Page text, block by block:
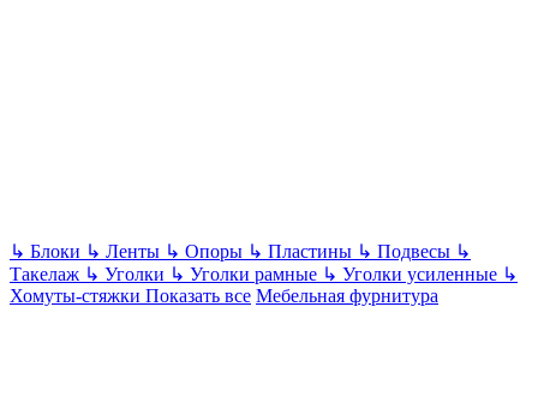
↳ Блоки ↳ Ленты ↳ Опоры ↳ Пластины ↳ Подвесы ↳
Такелаж ↳ Уголки ↳ Уголки рамные ↳ Уголки усиленные ↳
Хомуты-стяжки Показать все Мебельная фурнитура